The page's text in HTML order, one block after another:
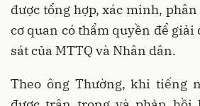
được tổng hợp, xác minh,
cơ quan có thẩm quyền để giải
sát của MTTQ và Nhân dân.
Theo ông Thường, khi tiếng